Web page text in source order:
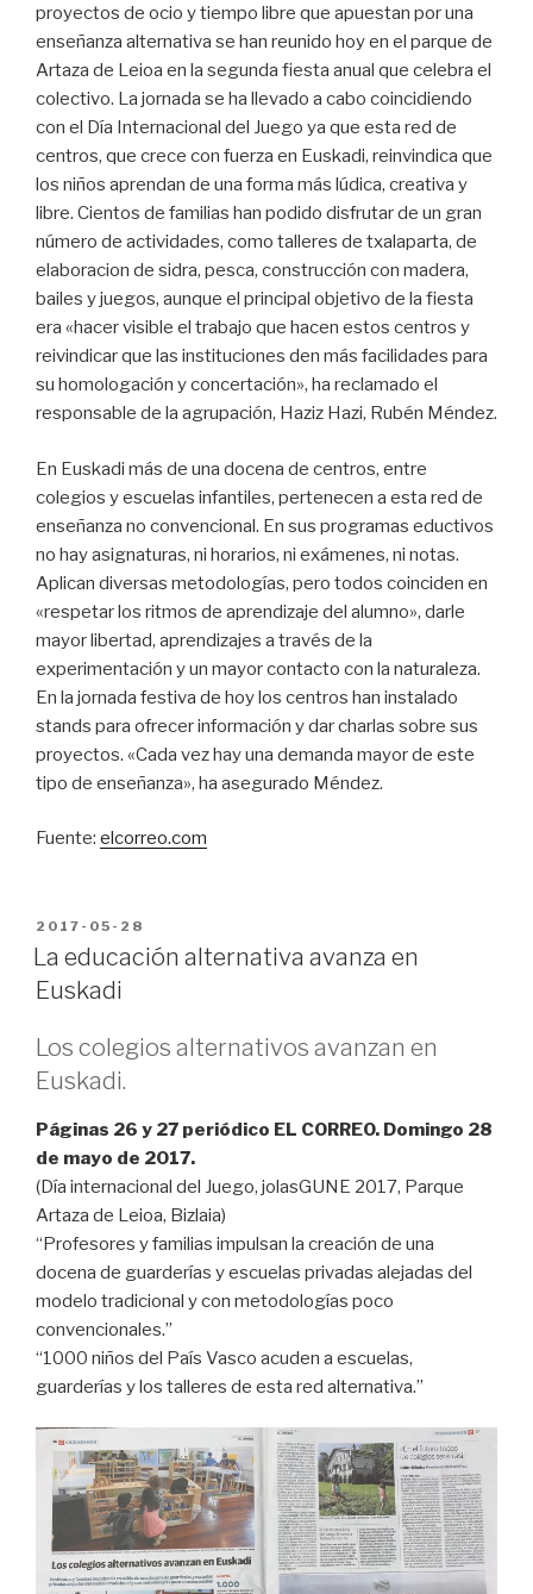
proyectos de ocio y tiempo libre que apuestan por una
enseñanza alternativa se han reunido hoy en el parque de
Artaza de Leioa en la segunda fiesta anual que celebra el
colectivo. La jornada se ha llevado a cabo coincidiendo
con el Día Internacional del Juego ya que esta red de
centros, que crece con fuerza en Euskadi, reinvindica que
los niños aprendan de una forma más lúdica, creativa y
libre. Cientos de familias han podido disfrutar de un gran
número de actividades, como talleres de txalaparta, de
elaboracion de sidra, pesca, construcción con madera,
bailes y juegos, aunque el principal objetivo de la fiesta
era «hacer visible el trabajo que hacen estos centros y
reivindicar que las instituciones den más facilidades para
su homologación y concertación», ha reclamado el
responsable de la agrupación, Haziz Hazi, Rubén Méndez.
En Euskadi más de una docena de centros, entre
colegios y escuelas infantiles, pertenecen a esta red de
enseñanza no convencional. En sus programas eductivos
no hay asignaturas, ni horarios, ni exámenes, ni notas.
Aplican diversas metodologías, pero todos coinciden en
«respetar los ritmos de aprendizaje del alumno», darle
mayor libertad, aprendizajes a través de la
experimentación y un mayor contacto con la naturaleza.
En la jornada festiva de hoy los centros han instalado
stands para ofrecer información y dar charlas sobre sus
proyectos. «Cada vez hay una demanda mayor de este
tipo de enseñanza», ha asegurado Méndez.
Fuente: elcorreo.com
PUBLICADO
EN
2017-05-28
La educación alternativa avanza en
Euskadi
Los colegios alternativos avanzan en
Euskadi.
Páginas 26 y 27 periódico EL CORREO. Domingo 28
de mayo de 2017.
(Día internacional del Juego, jolasGUNE 2017, Parque
Artaza de Leioa, Bizlaia)
“Profesores y familias impulsan la creación de una
docena de guarderías y escuelas privadas alejadas del
modelo tradicional y con metodologías poco
convencionales.”
“1000 niños del País Vasco acuden a escuelas,
guarderías y los talleres de esta red alternativa.”